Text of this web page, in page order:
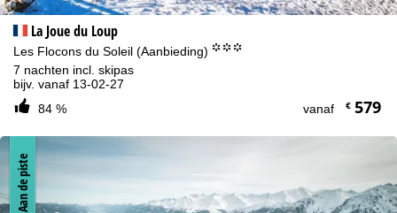
La Joue du Loup
Les Flocons du Soleil (Aanbieding) °°°
7 nachten incl. skipas
bijv. vanaf 13-02-27
84 %
vanaf €579
Aan de piste